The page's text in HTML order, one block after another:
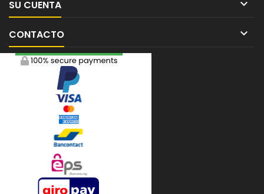
SU CUENTA 
CONTACTO 